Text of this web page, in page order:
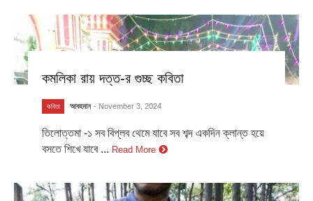
কমলিকা রায় দত্ত-র গুচ্ছ কবিতা
কবিতা আবহমান - November 3, 2024
তিলোত্তমা -১ সব বিপ্লব থেমে যাবে সব শব্দ একদিন ক্লান্ত হয়ে
বসতে শিখে যাবে ... Read More